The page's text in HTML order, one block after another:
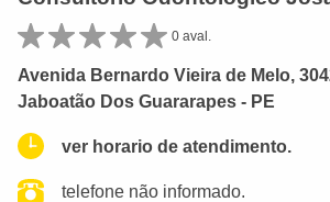
0 aval.
Avenida Bernardo Vieira de Melo,
Jaboatão Dos Guararapes - PE
ver horario de atendimento.
telefone não informado.